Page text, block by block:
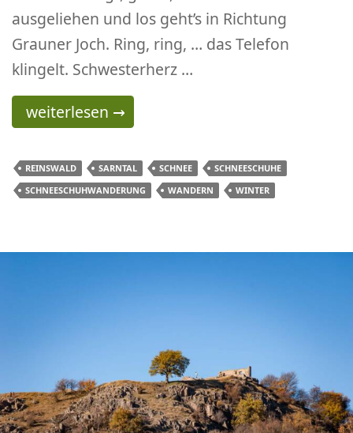
ausgeliehen und los geht’s in Richtung
Grauner Joch. Ring, ring, … das Telefon
klingelt. Schwesterherz …
Schneeschuhwandern in Südtirol –
weiterlesen →
REINSWALD SARNTAL SCHNEE
SCHNEESCHUHE
SCHNEESCHUHWANDERUNG
WANDERN WINTER